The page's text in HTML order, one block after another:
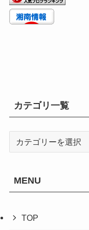
カテゴリ一覧
MENU
TOP